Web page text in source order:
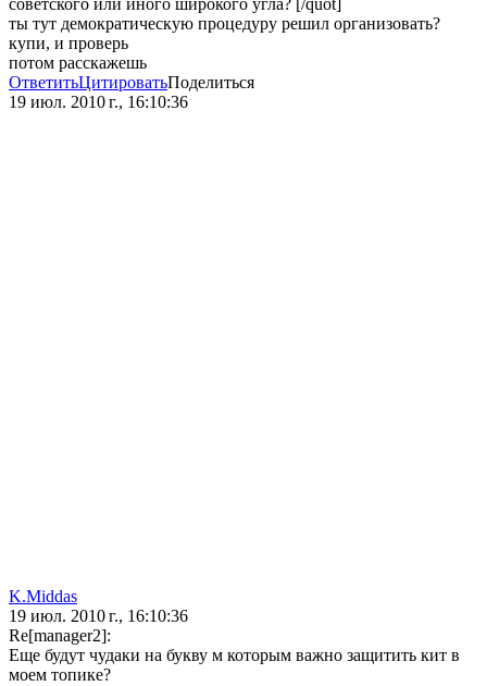
советского или иного широкого угла? [/quot]
ты тут демократическую процедуру решил организовать?
купи, и проверь
потом расскажешь
ОтветитьЦитироватьПоделиться
19 июл. 2010 г., 16:10:36
K.Middas
19 июл. 2010 г., 16:10:36
Re[manager2]:
Еще будут чудаки на букву м которым важно защитить кит в
моем топике?